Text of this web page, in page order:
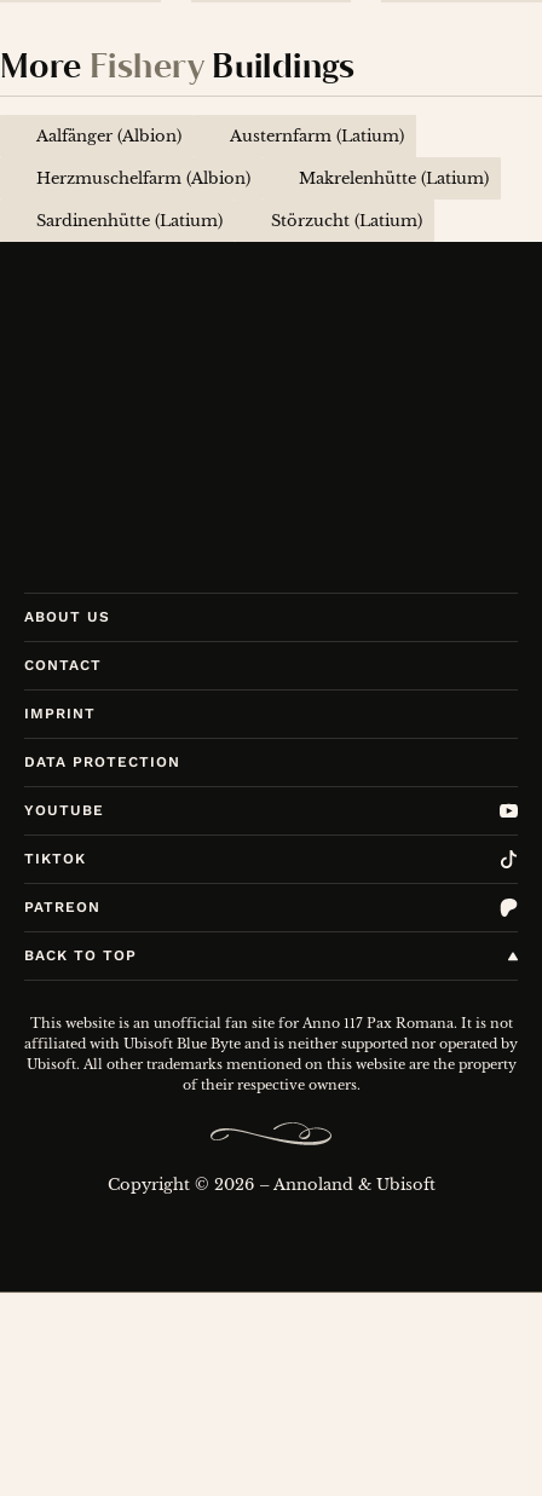
More FisheryBuildings
Aalfänger (Albion) Austernfarm (Latium)
Herzmuschelfarm (Albion) Makrelenhütte (Latium)
Sardinenhütte (Latium) Störzucht (Latium)
ABOUT US
CONTACT
IMPRINT
DATA PROTECTION
This website is an unofficial fan site for Anno 117 Pax Romana. It is not
affiliated with Ubisoft Blue Byte and is neither supported nor operated by
Ubisoft. All other trademarks mentioned on this website are the property
of their respective owners.
Copyright © 2026 – Annoland & Ubisoft
YOUTUBE
TIKTOK
PATREON
BACK TO TOP